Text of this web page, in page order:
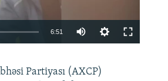
6:51
360p
Partiyası (AXCP)